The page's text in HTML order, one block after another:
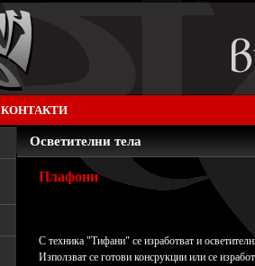
КОНТАКТИ
Осветителни тела
Плафони
С техника "Тифани" се изработват и
Използват се готови консрукции или се